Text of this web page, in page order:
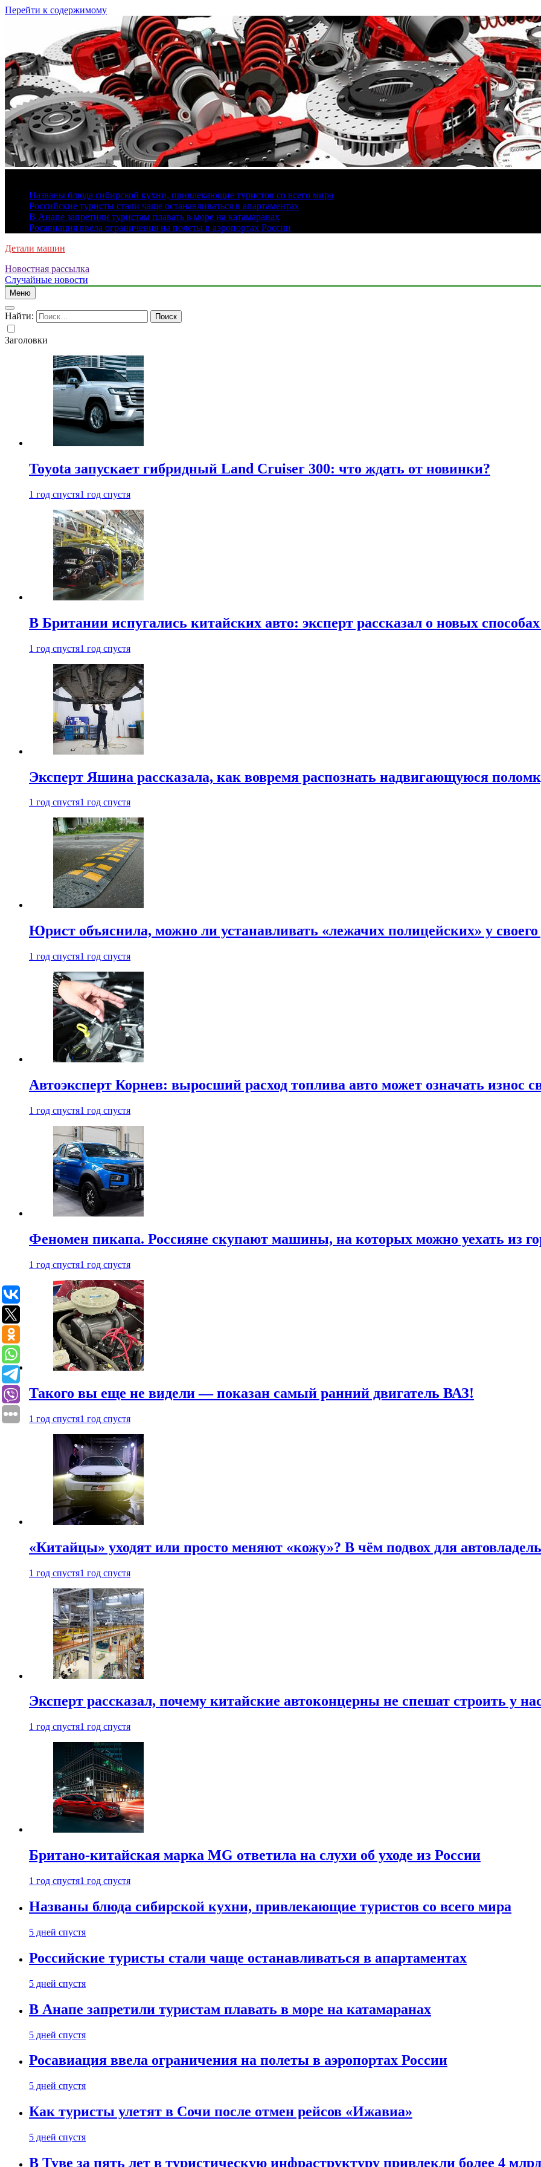
Перейти к содержимому
Названы блюда сибирской кухни, привлекающие туристов со всего мира
Российские туристы стали чаще останавливаться в апартаментах
В Анапе запретили туристам плавать в море на катамаранах
Росавиация ввела ограничения на полеты в аэропортах России
Детали машин
Новостная рассылка
Случайные новости
Меню
Найти:
Заголовки
Toyota запускает гибридный Land Cruiser 300: что ждать от новинки?
1 год спустя1 год спустя
В Британии испугались китайских авто: эксперт рассказал о новых
1 год спустя1 год спустя
Эксперт Яшина рассказала, как вовремя распознать надвигающуюся
1 год спустя1 год спустя
Юрист объяснила, можно ли устанавливать «лежачих полицейских» у
1 год спустя1 год спустя
Автоэксперт Корнев: выросший расход топлива авто может означать износ
1 год спустя1 год спустя
Феномен пикапа. Россияне скупают машины, на которых можно уехать из
1 год спустя1 год спустя
Такого вы еще не видели — показан самый ранний двигатель ВАЗ!
1 год спустя1 год спустя
«Китайцы» уходят или просто меняют «кожу»? В чём подвох для
1 год спустя1 год спустя
Эксперт рассказал, почему китайские автоконцерны не спешат строить у
1 год спустя1 год спустя
Британо-китайская марка MG ответила на слухи об уходе из России
1 год спустя1 год спустя
Названы блюда сибирской кухни, привлекающие туристов со всего мира
5 дней спустя
Российские туристы стали чаще останавливаться в апартаментах
5 дней спустя
В Анапе запретили туристам плавать в море на катамаранах
5 дней спустя
Росавиация ввела ограничения на полеты в аэропортах России
5 дней спустя
Как туристы улетят в Сочи после отмен рейсов «Ижавиа»
5 дней спустя
В Туве за пять лет в туристическую инфраструктуру привлекли более 4